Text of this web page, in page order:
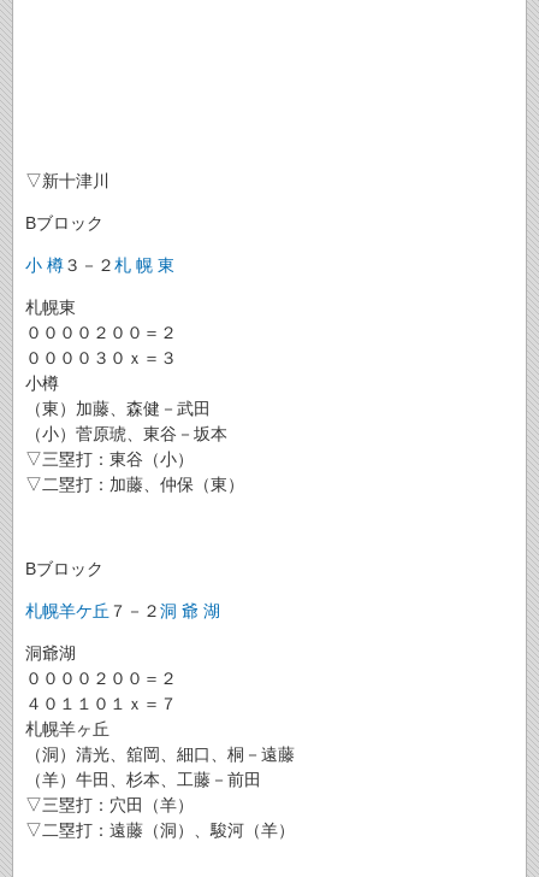
▽新十津川
Bブロック
小 樽３－２札 幌 東
札幌東
００００２００＝２
００００３０ｘ＝３
小樽
（東）加藤、森健－武田
（小）菅原琥、東谷－坂本
▽三塁打：東谷（小）
▽二塁打：加藤、仲保（東）
Bブロック
札幌羊ケ丘 ７－２洞 爺 湖
洞爺湖
００００２００＝２
４０１１０１ｘ＝７
札幌羊ヶ丘
（洞）清光、舘岡、細口、桐－遠藤
（羊）牛田、杉本、工藤－前田
▽三塁打：穴田（羊）
▽二塁打：遠藤（洞）、駿河（羊）